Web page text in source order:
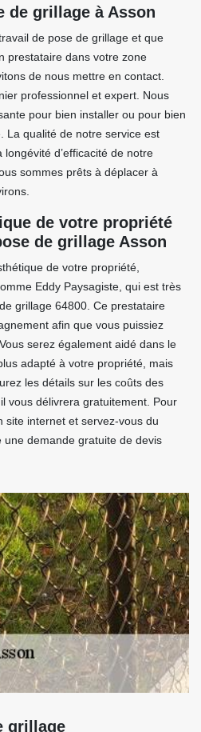
de grillage à Asson
de pose de grillage et que
prestataire dans votre zone
de nous mettre en contact.
professionnel et expert. Nous
pour bien installer ou pour bien
La qualité de notre service est
d’efficacité de notre
sommes prêts à déplacer à
de votre propriété
de grillage Asson
de votre propriété,
Eddy Paysagiste, qui est très
grillage 64800. Ce prestataire
afin que vous puissiez
serez également aidé dans le
adapté à votre propriété, mais
les détails sur les coûts des
vous délivrera gratuitement. Pour
site internet et servez-vous du
demande gratuite de devis
grillage